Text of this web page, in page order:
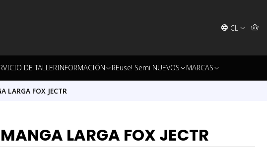
CL
DE TALLERINFORMACIÓN REuse! Semi NUEVOS MARCAS
LARGA FOX JECTR
LARGA FOX JECTR